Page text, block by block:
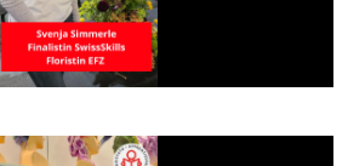
Video